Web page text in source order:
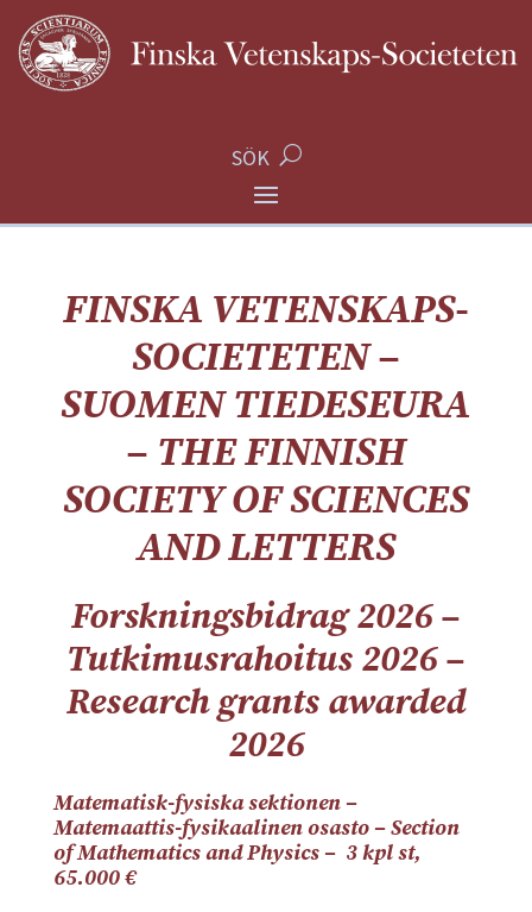
SÖK
FINSKA VETENSKAPS-
SOCIETETEN –
SUOMEN TIEDESEURA
– THE FINNISH
SOCIETY OF SCIENCES
AND LETTERS
Forskningsbidrag 2026 –
Tutkimusrahoitus 2026 –
Research grants awarded
2026
Matematisk-fysiska sektionen –
Matemaattis-fysikaalinen osasto – Section
of Mathematics and Physics – 3 kpl st,
65.000 €